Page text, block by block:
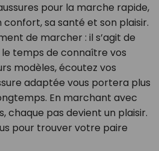
pour la marche rapide,
confort, sa santé et son plaisir.
de marcher : il s’agit de
temps de connaître vos
modèles, écoutez vos
adaptée vous portera plus
En marchant avec
chaque pas devient un plaisir.
pour trouver votre paire